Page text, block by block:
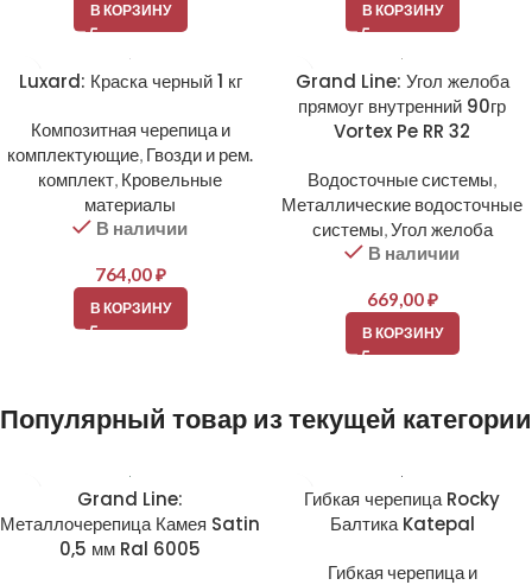
В КОРЗИНУ В КОРЗИНУ
Luxard: Краска черный 1 кг
Композитная черепица и
комплектующие, Гвозди и рем.
комплект, Кровельные
материалы
В наличии
764,00₽
В КОРЗИНУ
Grand Line: Угол желоба
прямоуг внутренний 90гр
Vortex Pe RR 32
Водосточные системы,
Металлические водосточные
системы,Угол желоба
В наличии
669,00₽
В КОРЗИНУ
Популярный товар из текущей категории
Grand Line:
Металлочерепица Камея Satin
0,5 мм Ral 6005
Гибкая черепица Rocky
Балтика Katepal
Гибкая черепица и